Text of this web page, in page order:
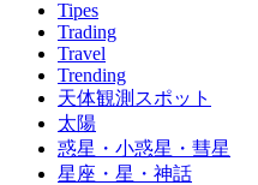
Tipes
Trading
Travel
Trending
天体観測スポット
太陽
惑星・小惑星・彗星
星座・星・神話